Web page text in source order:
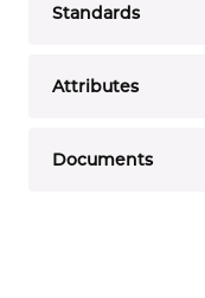
Standards
Attributes
Documents